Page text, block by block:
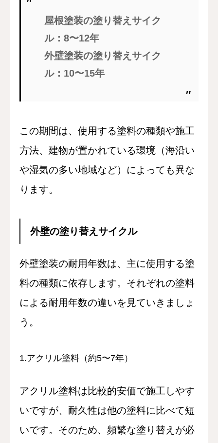
屋根塗装の塗り替えサイク
ル：8〜12年
外壁塗装の塗り替えサイク
ル：10〜15年
この期間は、使用する塗料の種類や施工
方法、建物が置かれている環境（海沿い
や湿気の多い地域など）によっても異な
ります。
外壁の塗り替えサイクル
外壁塗装の耐用年数は、主に使用する塗
料の種類に依存します。それぞれの塗料
による耐用年数の違いを見ていきましょ
う。
1.アクリル塗料（約5〜7年）
アクリル塗料は比較的安価で施工しやす
いですが、耐久性は他の塗料に比べて短
いです。そのため、頻繁な塗り替えが必